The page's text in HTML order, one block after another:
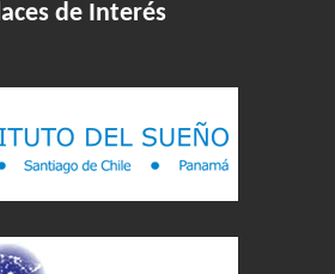
de Interés